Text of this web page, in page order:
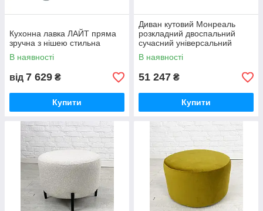
Кухонна лавка ЛАЙТ пряма
зручна з нішею стильна
В наявності
від 7 629 ₴
Купити
Диван кутовий Монреаль
розкладний двоспальний
сучасний універсальний
зручний стильний
В наявності
51 247 ₴
Купити